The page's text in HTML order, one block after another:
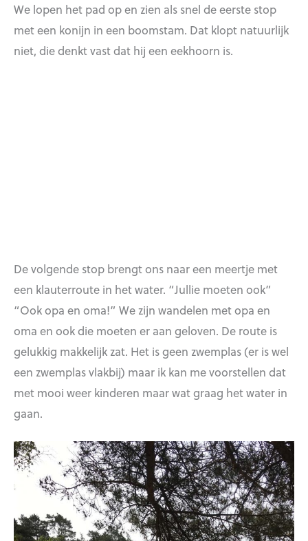
We lopen het pad op en zien als snel de eerste stop
met een konijn in een boomstam. Dat klopt natuurlijk
niet, die denkt vast dat hij een eekhoorn is.
De volgende stop brengt ons naar een meertje met
een klauterroute in het water. “Jullie moeten ook”
“Ook opa en oma!” We zijn wandelen met opa en
oma en ook die moeten er aan geloven. De route is
gelukkig makkelijk zat. Het is geen zwemplas (er is wel
een zwemplas vlakbij) maar ik kan me voorstellen dat
met mooi weer kinderen maar wat graag het water in
gaan.